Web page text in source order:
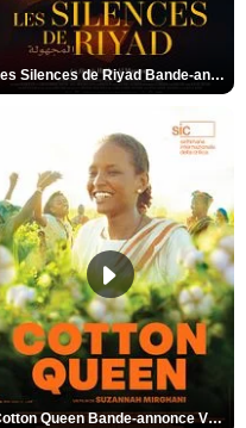
Les Silences de Riyad Bande-annonce VO STFR
Cotton Queen Bande-annonce VO STFR